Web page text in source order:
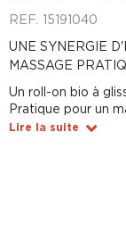
REF. 15191040
UNE SYNERGIE
MASSAGE
Un roll-on bio à
Pratique pour un
Lire la suite